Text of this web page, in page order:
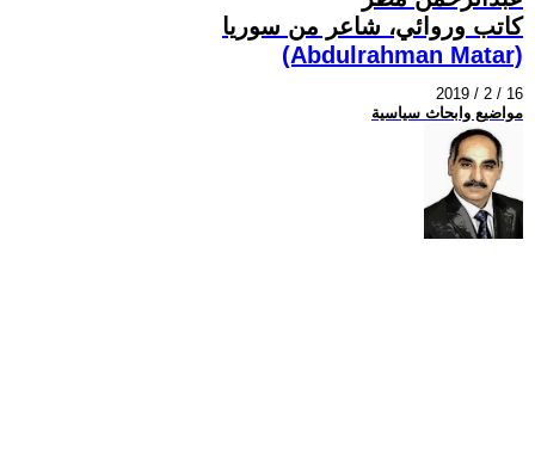
كاتب وروائي، شاعر من سوريا
(Abdulrahman Matar)
2019 / 2 / 16
مواضيع وابحاث سياسية